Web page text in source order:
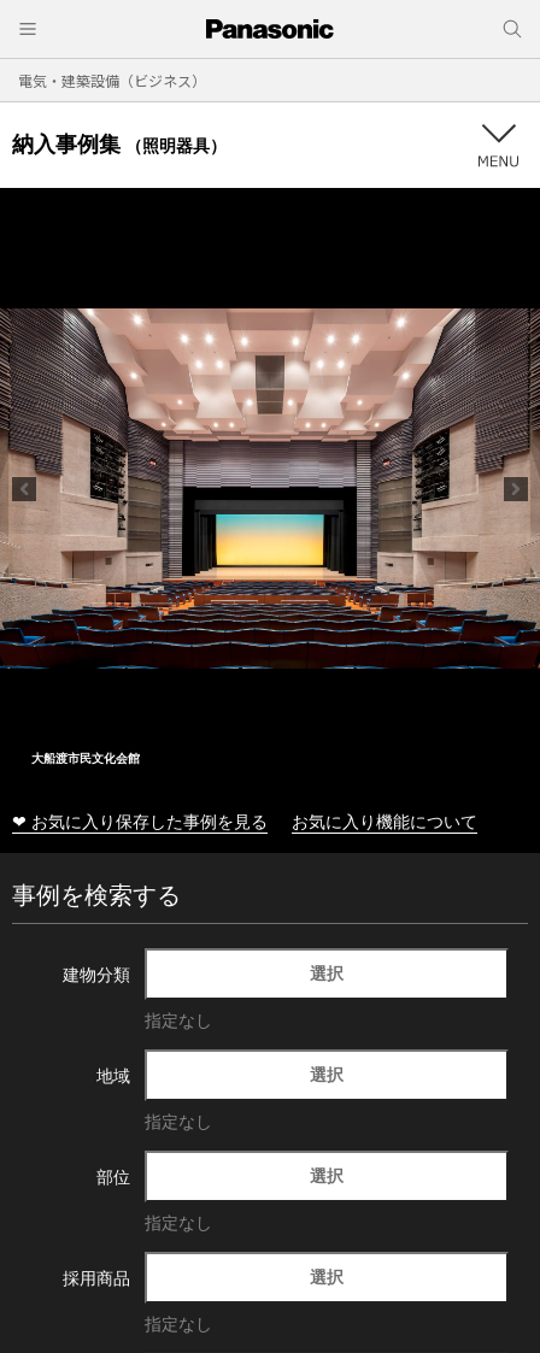
電気・建築設備（ビジネス）
納入事例集 （照明器具）
大船渡市民文化会館
❤ お気に入り保存した事例を見る お気に入り機能について
事例を検索する
建物分類 選択
指定なし
地域 選択
指定なし
部位 選択
指定なし
採用商品 選択
指定なし